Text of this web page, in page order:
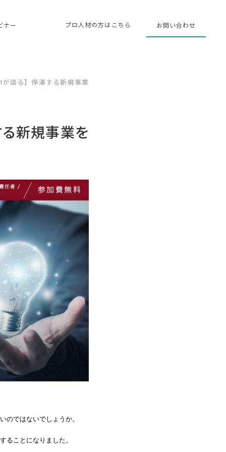
ナー プロ人材の方はこちら お問い合わせ
語る】停滞する新規事業
新規事業を
のではないでしょうか。
ることになりました。